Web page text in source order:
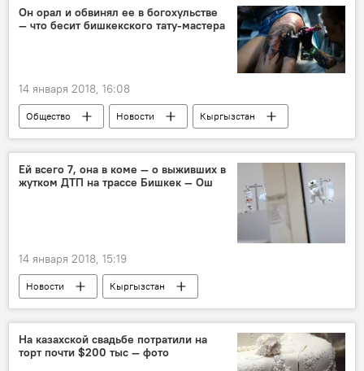
наушники
Он орал и обвинял ее в богохульстве
— что бесит бишкекского тату-мастера
14 января 2018, 16:08
Общество Новости
Кыргызстан
Что выводит кыргызстанцев из себя
работа
татуировка
профессия мастер
Ей всего 7, она в коме — о выживших в
жутком ДТП на трассе Бишкек — Ош
14 января 2018, 15:19
Новости
Кыргызстан
Происшествия
ДТП
авария
трагедия
ДТП в Кыргызстане с начала 2018 года
На казахской свадьбе потратили на
торт почти $200 тыс — фото